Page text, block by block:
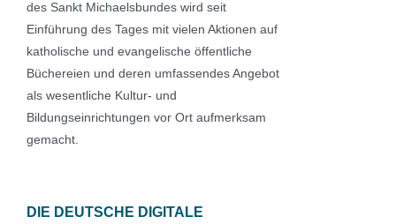
des Sankt Michaelsbundes wird seit
Einführung des Tages mit vielen Aktionen auf
katholische und evangelische öffentliche
Büchereien und deren umfassendes Angebot
als wesentliche Kultur- und
Bildungseinrichtungen vor Ort aufmerksam
gemacht.
DIE DEUTSCHE DIGITALE